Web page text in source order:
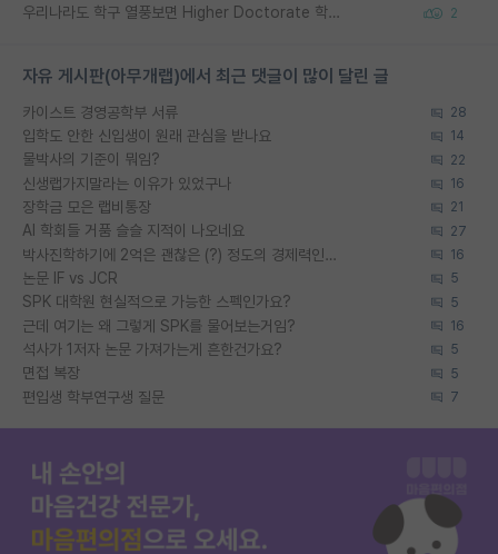
우리나라도 학구 열풍보면 Higher Doctorate 학위가 필요하다고 봅니다. 2
자유 게시판(아무개랩)에서 최근 댓글이 많이 달린 글
카이스트 경영공학부 서류 28
입학도 안한 신입생이 원래 관심을 받나요 14
물박사의 기준이 뭐임? 22
신생랩가지말라는 이유가 있었구나 16
장학금 모은 랩비통장 21
AI 학회들 거품 슬슬 지적이 나오네요 27
박사진학하기에 2억은 괜찮은 (?) 정도의 경제력인가요 16
논문 IF vs JCR 5
SPK 대학원 현실적으로 가능한 스펙인가요? 5
근데 여기는 왜 그렇게 SPK를 물어보는거임? 16
석사가 1저자 논문 가져가는게 흔한건가요? 5
면접 복장 5
편입생 학부연구생 질문 7